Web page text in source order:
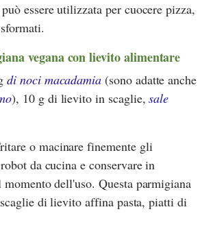
essere utilizzata per cuocere pizza,
vegana con lievito alimentare
di noci macadamia (sono adatte anche
), 10 g di lievito in scaglie,sale
o macinare finemente gli
da cucina e conservare in
dell'uso. Questa parmigiana
di lievito affina pasta, piatti di